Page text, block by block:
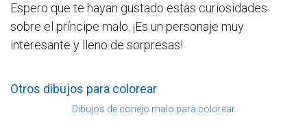
Espero que te hayan gustado estas curiosidades
sobre el príncipe malo. ¡Es un personaje muy
interesante y lleno de sorpresas!
Otros dibujos para colorear
Dibujos de conejo malo para colorear